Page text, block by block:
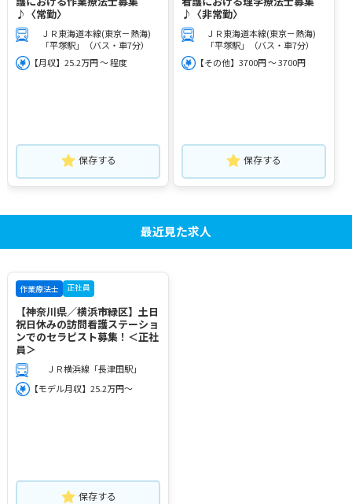
♪〈常勤〉
ＪＲ東海道本線(東京－熱海)
「平塚駅」（バス・車7分）
【月収】25.2万円 ～ 程度
保存する
♪〈非常勤〉
ＪＲ東海道本線(東京－熱海)
「平塚駅」（バス・車7分）
【その他】3700円 ～ 3700円
保存する
最近見た求人
作業療法士 正社員
【神奈川県／横浜市緑区】土日
祝日休みの訪問看護ステーショ
ンでのセラピスト募集！＜正社
員＞
ＪＲ横浜線「長津田駅」
【モデル月収】25.2万円～
保存する